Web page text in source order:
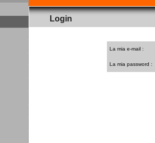
Login
La mia e-mail :
La mia password :